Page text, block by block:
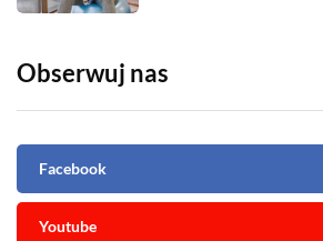
Obserwuj nas
Facebook
Youtube